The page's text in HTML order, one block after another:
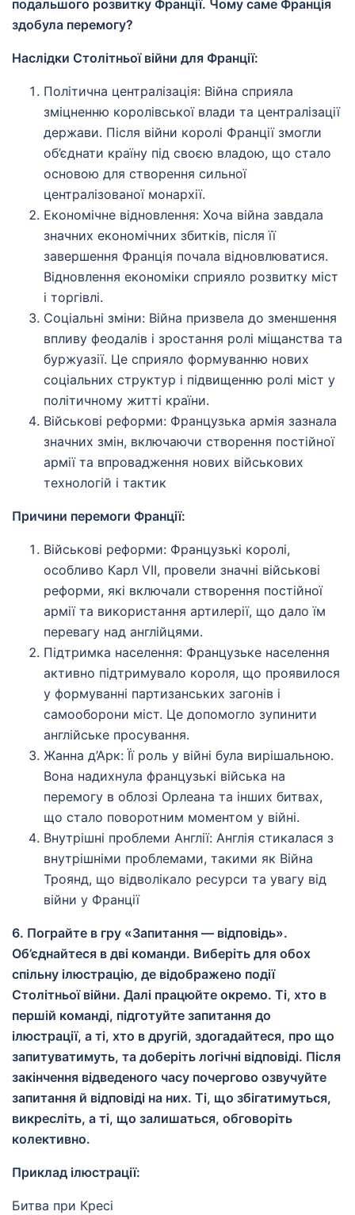
подальшого розвитку Франції. Чому саме Франція
здобула перемогу?
Наслідки Столітньої війни для Франції:
Політична централізація: Війна сприяла
зміцненню королівської влади та централізації
держави. Після війни королі Франції змогли
об’єднати країну під своєю владою, що стало
основою для створення сильної
централізованої монархії.
Економічне відновлення: Хоча війна завдала
значних економічних збитків, після її
завершення Франція почала відновлюватися.
Відновлення економіки сприяло розвитку міст
і торгівлі.
Соціальні зміни: Війна призвела до зменшення
впливу феодалів і зростання ролі міщанства та
буржуазії. Це сприяло формуванню нових
соціальних структур і підвищенню ролі міст у
політичному житті країни.
Військові реформи: Французька армія зазнала
значних змін, включаючи створення постійної
армії та впровадження нових військових
технологій і тактик
Причини перемоги Франції:
Військові реформи: Французькі королі,
особливо Карл VII, провели значні військові
реформи, які включали створення постійної
армії та використання артилерії, що дало їм
перевагу над англійцями.
Підтримка населення: Французьке населення
активно підтримувало короля, що проявилося
у формуванні партизанських загонів і
самооборони міст. Це допомогло зупинити
англійське просування.
Жанна д’Арк: Її роль у війні була вирішальною.
Вона надихнула французькі війська на
перемогу в облозі Орлеана та інших битвах,
що стало поворотним моментом у війні.
Внутрішні проблеми Англії: Англія стикалася з
внутрішніми проблемами, такими як Війна
Троянд, що відволікало ресурси та увагу від
війни у Франції
6. Пограйте в гру «Запитання — відповідь».
Об’єднайтеся в дві команди. Виберіть для обох
спільну ілюстрацію, де відображено події
Столітньої війни. Далі працюйте окремо. Ті, хто в
першій команді, підготуйте запитання до
ілюстрації, а ті, хто в другій, здогадайтеся, про що
запитуватимуть, та доберіть логічні відповіді. Після
закінчення відведеного часу почергово озвучуйте
запитання й відповіді на них. Ті, що збігатимуться,
викресліть, а ті, що залишаться, обговоріть
колективно.
Приклад ілюстрації:
Битва при Кресі